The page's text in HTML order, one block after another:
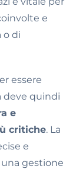
e
o di
essere
deve quindi
e
critiche. La
e
gestione